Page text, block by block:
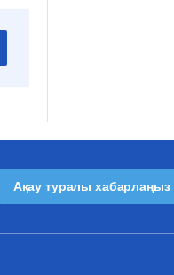
Ақау туралы хабарлаңыз